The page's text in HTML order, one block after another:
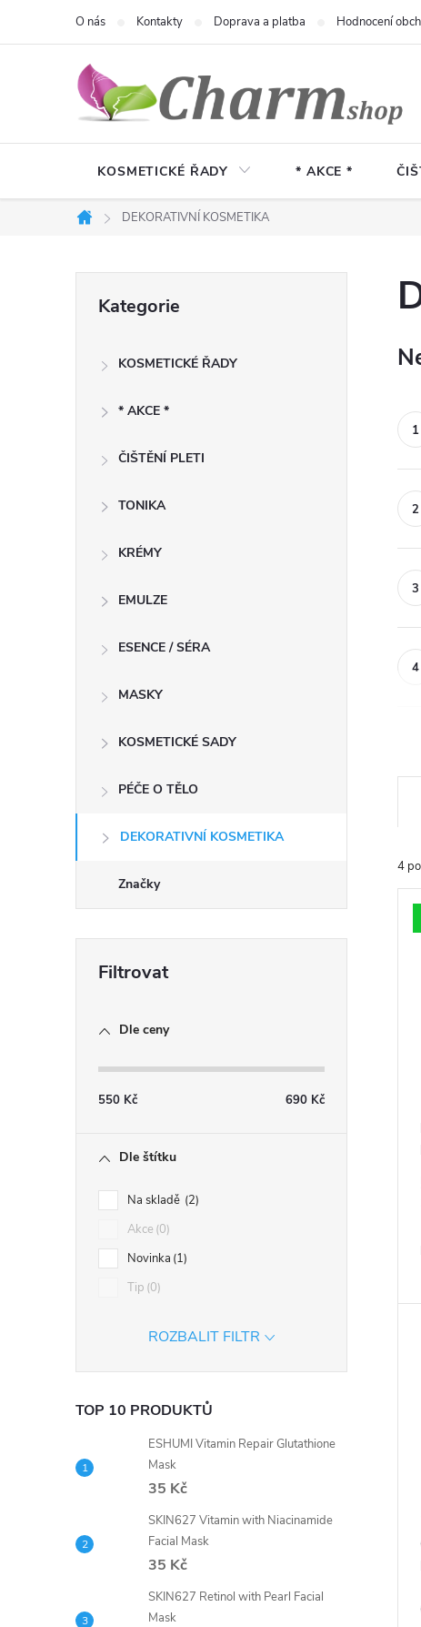
O nás Kontakty Doprava a platba Hodnocení
KOSMETICKÉ ŘADY * AKCE *
Domů
DEKORATIVNÍ KOSMETIKA
kategorie
Kategorie
KOSMETICKÉ ŘADY
* AKCE *
ČIŠTĚNÍ PLETI
TONIKA
KRÉMY
EMULZE
ESENCE / SÉRA
MASKY
KOSMETICKÉ SADY
PÉČE O TĚLO
DEKORATIVNÍ KOSMETIKA
Značky
Dle ceny
550 Kč 690 Kč
Dle štítku
Na skladě 2
Akce 0
Novinka 1
Tip 0
ROZBALIT FILTR
TOP 10 PRODUKTŮ
ESHUMI Vitamin Repair Glutathione
Mask
35 Kč
SKIN627 Vitamin with Niacinamide
Facial Mask
35 Kč
SKIN627 Retinol with Pearl Facial
Mask
a
z
e
k
4
V
u